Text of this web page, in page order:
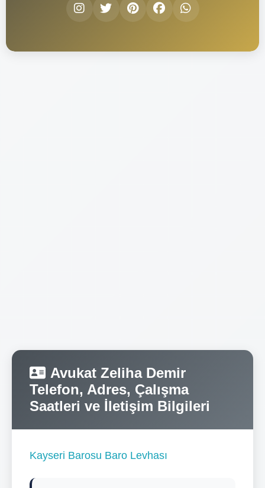
Avukat Zeliha Demir
Telefon, Adres, Çalışma
Saatleri ve İletişim Bilgileri
Kayseri Barosu Baro Levhası